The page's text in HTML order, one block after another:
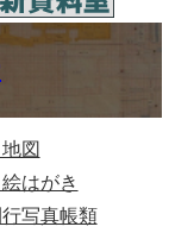
図
はがき
写真帳類